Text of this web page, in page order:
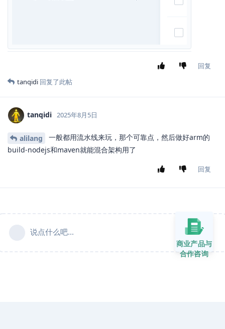
回复
tanqidi 回复了此帖
tanqidi 2025年8月5日
alilang
一般都用流水线来玩，那个可靠点，然后做好arm的
build-nodejs和maven就能混合架构用了
回复
说点什么吧...
商业产品与
合作咨询